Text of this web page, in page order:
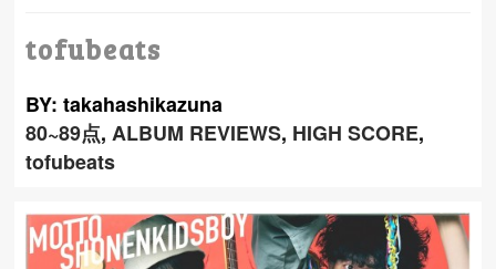
tofubeats
BY: takahashikazuna
80~89点,ALBUM REVIEWS, HIGH SCORE,
tofubeats